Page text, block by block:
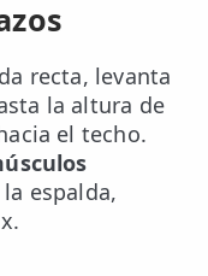
recta, levanta
la altura de
el techo.
espalda,